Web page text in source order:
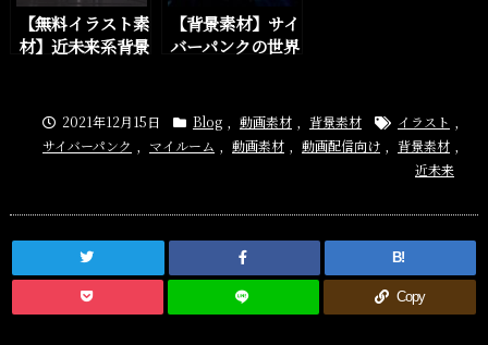
【無料イラスト素
材】近未来系背景
た。
【背景素材】サイ
バーパンクの世界
追加しました
2021年12月15日 Blog 動画素材 背景素材 イラスト
サイバーパンク
マイルーム 動画素材 動画配信向け 背景素材
近未来
B!
Copy